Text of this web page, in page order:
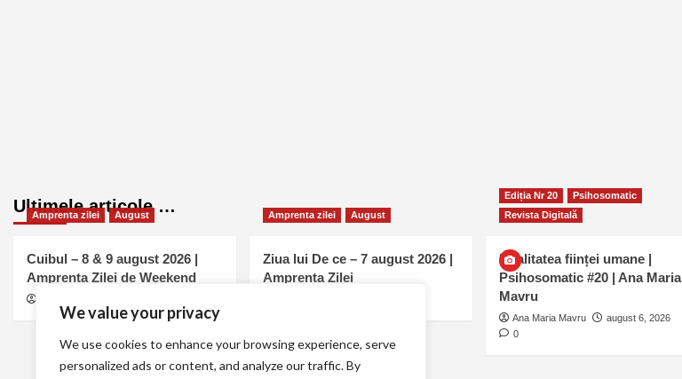
We value your privacy
We use cookies to enhance your browsing experience, serve
personalized ads or content, and analyze our traffic. By
Ultimele articole …
Amprenta zilei August
Cuibul – 8 & 9 august 2026 |
Amprenta Zilei de Weekend
Amprenta zilei August
Ziua lui De ce – 7 august 2026 |
Amprenta Zilei
Ediția Nr 20
Psihosomatic
Revista Digitală
Dualitatea ființei umane |
Psihosomatic #20 | Ana Maria
Mavru
Ana Maria Mavru
august 6, 2026
0